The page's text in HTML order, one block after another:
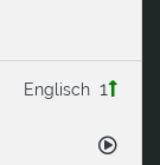
1
Englisch